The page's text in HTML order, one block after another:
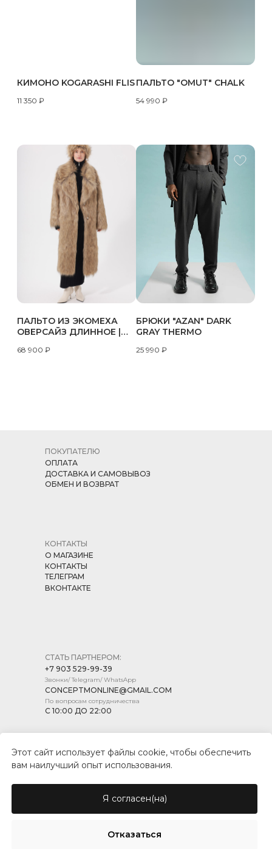
КИМОНО KOGARASHI FLIS
11 350 ₽
ПАЛЬТО "OMUT" CHALK
54 990 ₽
ПАЛЬТО ИЗ ЭКОМЕХА
ОВЕРСАЙЗ ДЛИННОЕ |
68 900 ₽
БРЮКИ "AZAN" DARK
GRAY THERMO
25 990 ₽
© CONCEPT MARKET, 2026
СТАТЬ ПАРТНЕРОМ:
+7 903 529-99-39
Звонки/ Telegram/ WhatsApp
CONCEPTMONLINE@GMAIL.COM
По вопросам сотрудничества
С 10:00 ДО 22:00
КОНТАКТЫ
О МАГАЗИНЕ
КОНТАКТЫ
ТЕЛЕГРАМ
ВКОНТАКТЕ
ПОКУПАТЕЛЮ
ОПЛАТА
ДОСТАВКА И САМОВЫВОЗ
ОБМЕН И ВОЗВРАТ
ПУБЛИЧНАЯ ОФЕРТА
Этот сайт использует файлы cookie, чтобы обеспечить
вам наилучший опыт использования.
Я согласен(на)
Отказаться